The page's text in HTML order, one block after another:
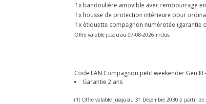
1x bandoulière amovible avec rembourrage
1x housse de protection intérieure pour
1x étiquette compagnon numérotée (garantie
Offre valable jusqu'au 07-08-2026 inclus.
Code EAN Compagnon petit weekender Gen
Garantie 2 ans
(1) Offre valable jusqu'au 31 Décembre 2030 à partir